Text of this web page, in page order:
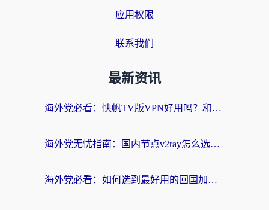
应用权限
联系我们
最新资讯
海外党必看：快帆TV版VPN好用吗？和快游VPN对比哪个回国效果更好？附实用避坑指南
海外党无忧指南：国内节点v2ray怎么选？一键回国VPN+多场景实测帮你避坑
海外党必看：如何选到最好用的回国加速器？从节点到售后的全维度指南